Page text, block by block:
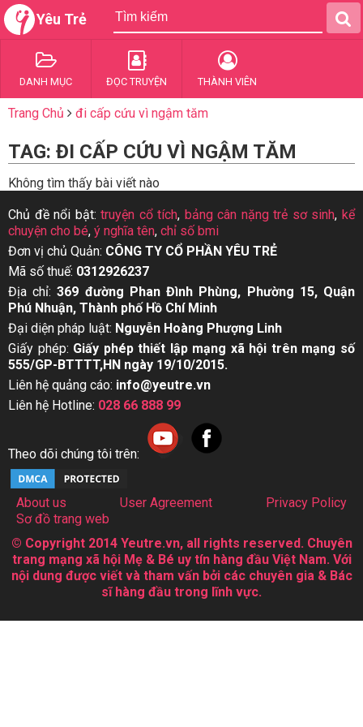
Yêu Trẻ
DANH MỤC ĐỌC TRUYỆN THÀNH VIÊN
Trang Chủ đi cấp cứu vì ngậm tăm
TAG: ĐI CẤP CỨU VÌ NGẬM TĂM
Không tìm thấy bài viết nào
Chủ đề nổi bật:truyện cổ tích, bảng cân nặng trẻ sơ sinh,kể
chuyện cho bé, ý nghĩa tên, chỉ số bmi
Đơn vị chủ Quản: CÔNG TY CỔ PHẦN YÊU TRẺ
Mã số thuế: 0312926237
Địa chỉ:369 đường Phan Đình Phùng, Phường 15, Quận
Phú Nhuận, Thành phố Hồ Chí Minh
Đại diện pháp luật: Nguyễn Hoàng Phượng Linh
Giấy phép: Giấy phép thiết lập mạng xã hội trên mạng số
555/GP-BTTTT,HN ngày 19/10/2015.
Liên hệ quảng cáo: info@yeutre.vn
Liên hệ Hotline: 028 66 888 99
Theo dõi chúng tôi trên:
About us User Agreement
Privacy Policy
Sơ đồ trang web
© Copyright 2014 Yeutre.vn, all rights reserved. Chuyên
trang mạng xã hội Mẹ & Bé uy tín hàng đầu Việt Nam. Với
nội dung được viết và tham vấn bởi các chuyên gia & Bác
sĩ hàng đầu trong lĩnh vực.